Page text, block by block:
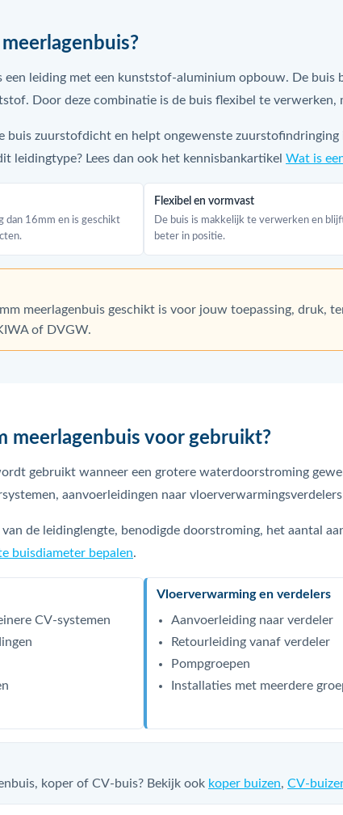
een leiding met een kunststof-aluminium opbouw. De
Door deze combinatie is de buis flexibel te
buis zuurstofdicht en helpt ongewenste
leidingtype? Lees dan ook het kennisbankartikel Wat is
dan 16mm en is geschikt
Flexibel en vormvast
De buis is makkelijk te verwerken en
beter in positie.
meerlagenbuis geschikt is voor jouw toepassing, druk,
of DVGW.
meerlagenbuis voor gebruikt?
gebruikt wanneer een grotere waterdoorstroming
aanvoerleidingen naar
de leidinglengte, benodigde doorstroming, het aantal
buisdiameter bepalen.
CV-systemen
Vloerverwarming en verdelers
Aanvoerleiding naar verdeler
Retourleiding vanaf verdeler
Pompgroepen
Installaties met meerdere
koper of CV-buis? Bekijk ook koper buizen, CV-